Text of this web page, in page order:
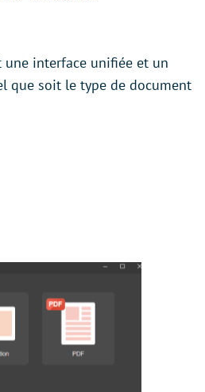
une interface unifiée et un
que soit le type de document